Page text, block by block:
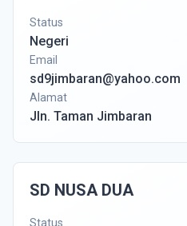
Status
Negeri
Email
sd9jimbaran@yahoo.com
Alamat
Jln. Taman Jimbaran
SD NUSA DUA
Status